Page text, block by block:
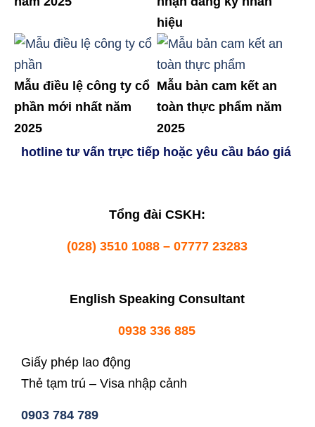
hiệu
Mẫu điều lệ công ty cổ
phần mới nhất năm
2025
Mẫu bản cam kết an
toàn thực phẩm năm
2025
hotline tư vấn trực tiếp hoặc yêu cầu báo giá
Tổng đài CSKH:
(028) 3510 1088 – 07777 23283
English Speaking Consultant
0938 336 885
Giấy phép lao động
Thẻ tạm trú – Visa nhập cảnh
0903 784 789